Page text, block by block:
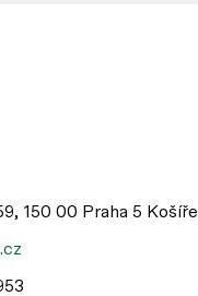
150 00 Praha 5 Košíře